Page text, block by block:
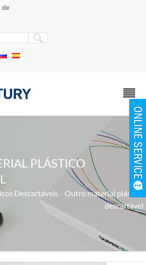
de
PLÁSTICO
Descartáveis
Outro material plástico
descartável